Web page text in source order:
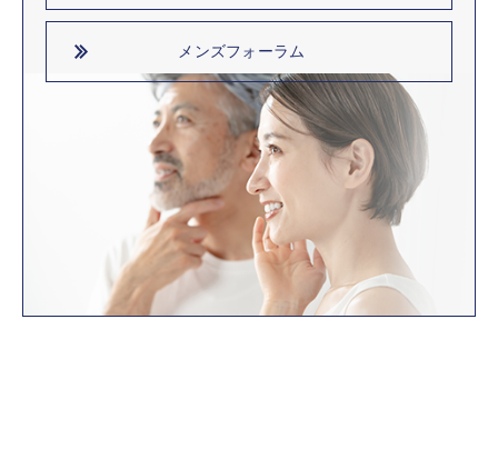
メンズフォーラム